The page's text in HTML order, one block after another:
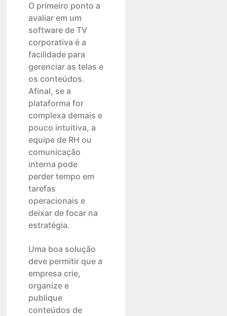
O primeiro ponto a
avaliar em um
software de TV
corporativa é a
facilidade para
gerenciar as telas e
os conteúdos.
Afinal, se a
plataforma for
complexa demais e
pouco intuitiva, a
equipe de RH ou
comunicação
interna pode
perder tempo em
tarefas
operacionais e
deixar de focar na
estratégia.
Uma boa solução
deve permitir que a
empresa crie,
organize e
publique
conteúdos de